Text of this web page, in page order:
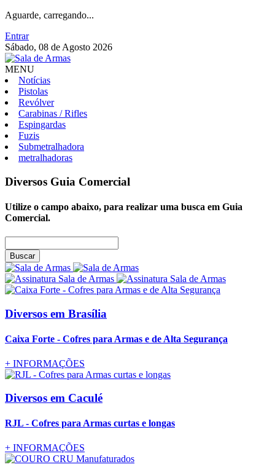
Aguarde, carregando...
Entrar
Sábado, 08 de Agosto 2026
MENU
Notícias
Pistolas
Revólver
Carabinas / Rifles
Espingardas
Fuzis
Submetralhadora
metralhadoras
Diversos Guia Comercial
Utilize o campo abaixo, para realizar uma busca em Guia
Comercial.
Buscar
Diversos em Brasília
Caixa Forte - Cofres para Armas e de Alta Segurança
+ INFORMAÇÕES
Diversos em Caculé
RJL - Cofres para Armas curtas e longas
+ INFORMAÇÕES